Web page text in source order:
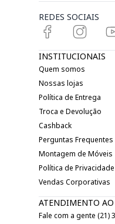
REDES SOCIAIS
INSTITUCIONAIS
Quem somos
Nossas lojas
Política de Entrega
Troca e Devolução
Cashback
Perguntas Frequentes
Montagem de Móveis
Política de Privacidade
Vendas Corporativas
ATENDIMENTO
Fale com a gente (21)